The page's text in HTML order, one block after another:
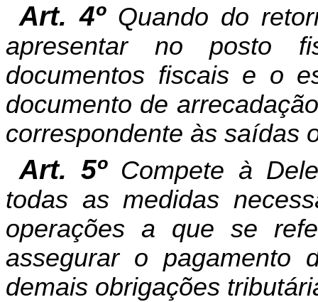
Art. 4º Quando do
apresentar no posto
documentos fiscais e o
documento de
correspondente às saídas
Art. 5º Compete à
todas as medidas
operações a que se
assegurar o pagamento
demais obrigações